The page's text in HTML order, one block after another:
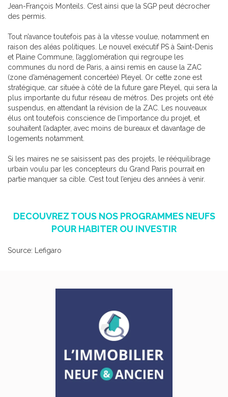
Jean-François Monteils. C’est ainsi que la SGP peut décrocher
des permis.
Tout n’avance toutefois pas à la vitesse voulue, notamment en
raison des aléas politiques. Le nouvel exécutif PS à Saint-Denis
et Plaine Commune, l’agglomération qui regroupe les
communes du nord de Paris, a ainsi remis en cause la ZAC
(zone d’aménagement concertée) Pleyel. Or cette zone est
stratégique, car située à côté de la future gare Pleyel, qui sera la
plus importante du futur réseau de métros. Des projets ont été
suspendus, en attendant la révision de la ZAC. Les nouveaux
élus ont toutefois conscience de l’importance du projet, et
souhaitent l’adapter, avec moins de bureaux et davantage de
logements notamment.
Si les maires ne se saisissent pas des projets, le rééquilibrage
urbain voulu par les concepteurs du Grand Paris pourrait en
partie manquer sa cible. C’est tout l’enjeu des années à venir.
DECOUVREZ TOUS NOS PROGRAMMES NEUFS
POUR HABITER OU INVESTIR
Source: Lefigaro